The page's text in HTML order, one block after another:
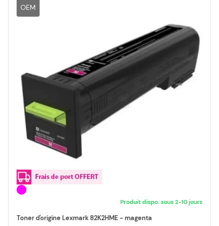
OEM
Produit dispo. sous 2-10 jours
Toner d'origine Lexmark 82K2HME - magenta